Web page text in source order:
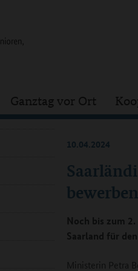
Ganztag vor Ort
10.04.2024
Noch bis zum
Saarland für
Ministerin Petra